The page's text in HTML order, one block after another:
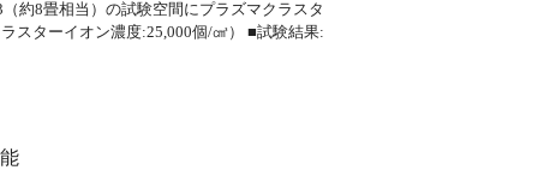
約8畳相当）の試験空間にプラズマクラスタ
スターイオン濃度:25,000個/㎤） ■試験結果: